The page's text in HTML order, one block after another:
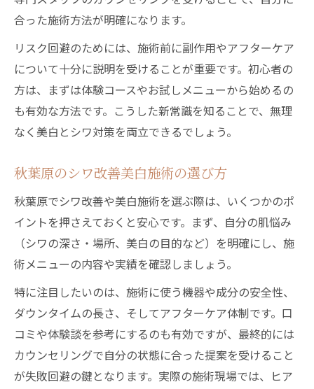
合った施術方法が明確になります。
リスク回避のためには、施術前に副作用やアフターケア
について十分に説明を受けることが重要です。初心者の
方は、まずは体験コースやお試しメニューから始めるの
も有効な方法です。こうした新常識を知ることで、無理
なく美白とシワ対策を両立できるでしょう。
秋葉原のシワ改善美白施術の選び方
秋葉原でシワ改善や美白施術を選ぶ際は、いくつかのポ
イントを押さえておくと安心です。まず、自分の肌悩み
（シワの深さ・場所、美白の目的など）を明確にし、施
術メニューの内容や実績を確認しましょう。
特に注目したいのは、施術に使う機器や成分の安全性、
ダウンタイムの長さ、そしてアフターケア体制です。口
コミや体験談を参考にするのも有効ですが、最終的には
カウンセリングで自分の状態に合った提案を受けること
が失敗回避の鍵となります。実際の施術現場では、ヒア